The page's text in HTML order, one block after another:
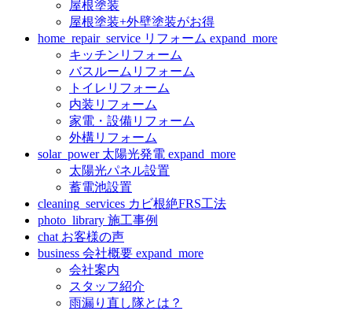
屋根塗装
屋根塗装+外壁塗装がお得
home_repair_service リフォーム expand_more
キッチンリフォーム
バスルームリフォーム
トイレリフォーム
内装リフォーム
家電・設備リフォーム
外構リフォーム
solar_power 太陽光発電 expand_more
太陽光パネル設置
蓄電池設置
cleaning_services カビ根絶FRS工法
photo_library 施工事例
chat お客様の声
business 会社概要 expand_more
会社案内
スタッフ紹介
雨漏り直し隊とは？